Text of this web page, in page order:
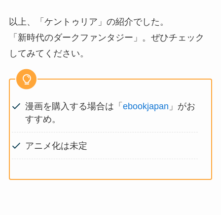
以上、「ケントゥリア」の紹介でした。
「新時代のダークファンタジー」。ぜひチェック
してみてください。
漫画を購入する場合は「ebookjapan 」がお
すすめ。
アニメ化は未定